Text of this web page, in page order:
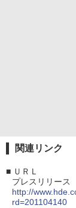
関連リンク
■ ＵＲＬ
プレスリリース
http://
rd=201104140